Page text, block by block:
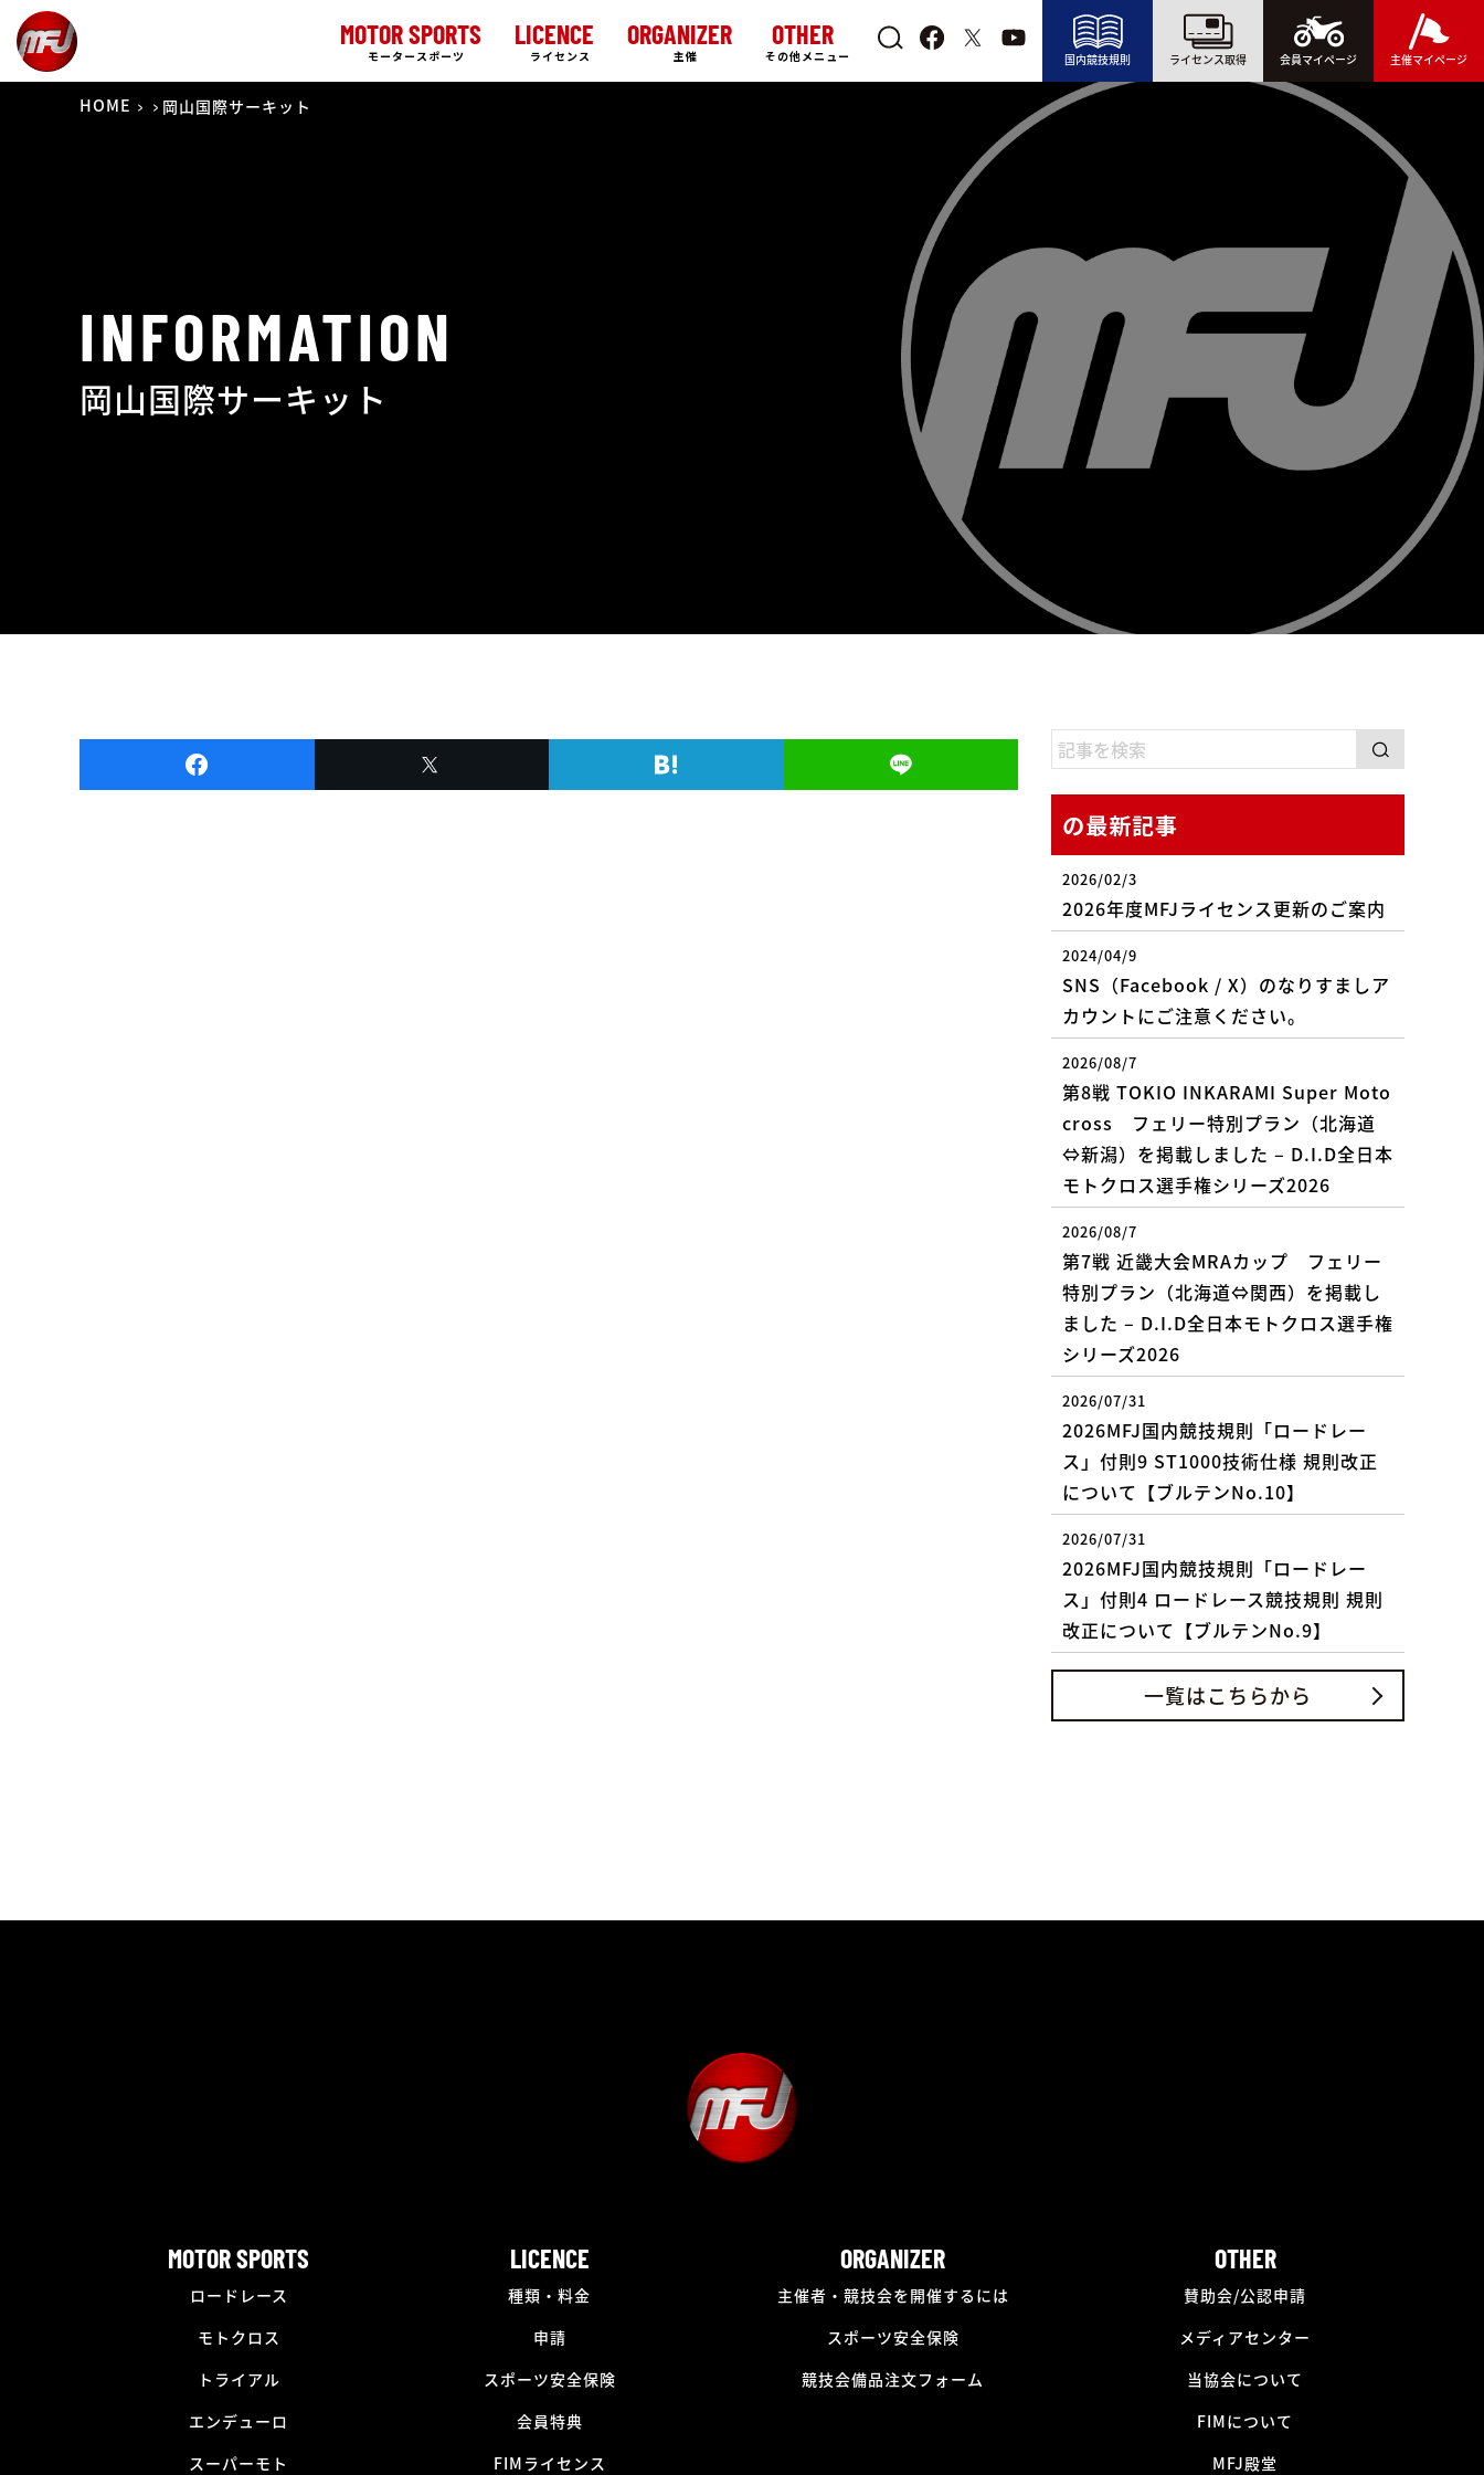
MOTOR SPORTS
モータースポーツ
LICENCE
ライセンス
ORGANIZER
主催
OTHER
その他メニュー 国内競技規則 ライセンス取得 会員マイページ 主催マイページ
HOME 岡山国際サーキット
INFORMATION
岡山国際サーキット
の最新記事
2026/02/3
2026年度MFJライセンス更新のご案内
2024/04/9
SNS（Facebook / X）のなりすましア
カウントにご注意ください。
2026/08/7
第8戦 TOKIO INKARAMI Super Moto
cross フェリー特別プラン（北海道
⇔新潟）を掲載しました – D.I.D全日本
モトクロス選手権シリーズ2026
2026/08/7
第7戦 近畿大会MRAカップ フェリー
特別プラン（北海道⇔関西）を掲載し
ました – D.I.D全日本モトクロス選手権
シリーズ2026
2026/07/31
2026MFJ国内競技規則「ロードレー
ス」付則9 ST1000技術仕様 規則改正
について【ブルテンNo.10】
2026/07/31
2026MFJ国内競技規則「ロードレー
ス」付則4 ロードレース競技規則 規則
改正について【ブルテンNo.9】
一覧はこちらから
MOTOR SPORTS
ロードレース
モトクロス
トライアル
エンデューロ
スーパーモト
LICENCE
種類・料金
申請
スポーツ安全保険
会員特典
FIMライセンス
ORGANIZER
主催者・競技会を開催するには
スポーツ安全保険
競技会備品注文フォーム
OTHER
賛助会/公認申請
メディアセンター
当協会について
FIMについて
MFJ殿堂